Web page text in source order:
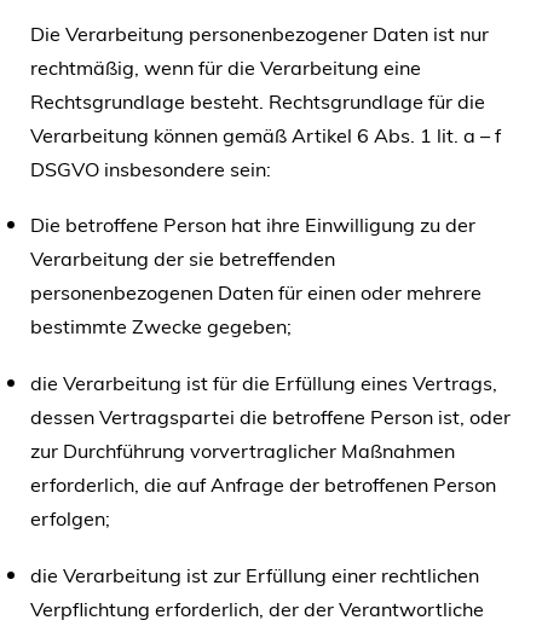
Die Verarbeitung personenbezogener Daten ist nur
rechtmäßig, wenn für die Verarbeitung eine
Rechtsgrundlage besteht. Rechtsgrundlage für die
Verarbeitung können gemäß Artikel 6 Abs. 1 lit. a – f
DSGVO insbesondere sein:
Die betroffene Person hat ihre Einwilligung zu der
Verarbeitung der sie betreffenden
personenbezogenen Daten für einen oder mehrere
bestimmte Zwecke gegeben;
die Verarbeitung ist für die Erfüllung eines Vertrags,
dessen Vertragspartei die betroffene Person ist, oder
zur Durchführung vorvertraglicher Maßnahmen
erforderlich, die auf Anfrage der betroffenen Person
erfolgen;
die Verarbeitung ist zur Erfüllung einer rechtlichen
Verpflichtung erforderlich, der der Verantwortliche